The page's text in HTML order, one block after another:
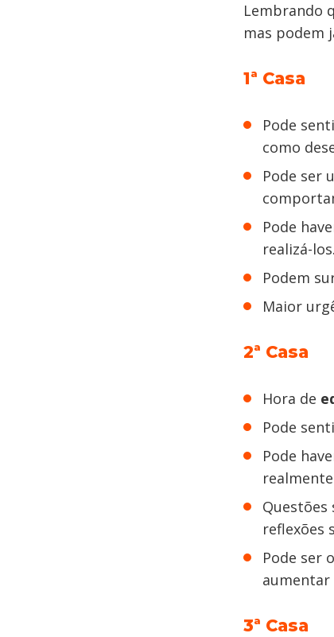
Lembrando
mas podem
1ª Casa
Pode
como
Pode ser
Pode
realizá-los.
Podem
Maior
2ª Casa
Hora de
Pode
Pode
Questões
reflexões
Pode ser
aumentar
3ª Casa